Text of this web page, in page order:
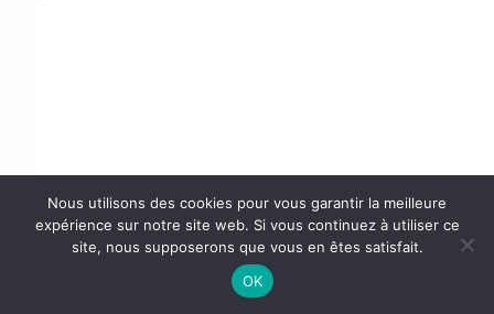
Nous utilisons des cookies pour vous garantir la meilleure
expérience sur notre site web. Si vous continuez à utiliser ce
site, nous supposerons que vous en êtes satisfait.
OK